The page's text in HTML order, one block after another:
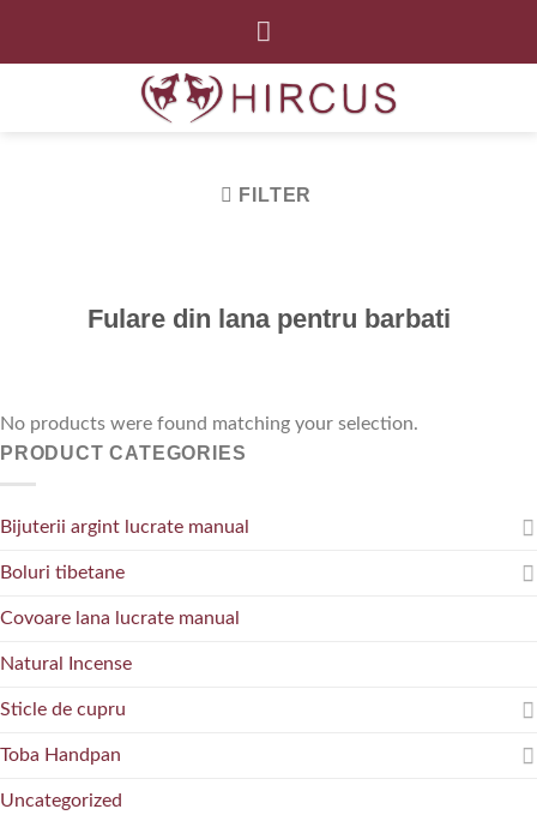
FILTER
Fulare din lana pentru barbati
No products were found matching your selection.
PRODUCT CATEGORIES
Bijuterii argint lucrate manual
Boluri tibetane
Covoare lana lucrate manual
Natural Incense
Sticle de cupru
Toba Handpan
Uncategorized